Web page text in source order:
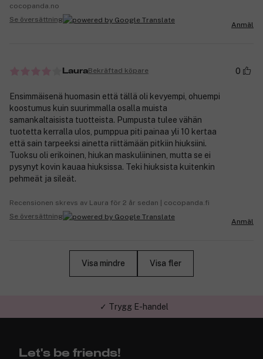
cocopanda.no
Se översättning
Anmäl
LauraBekräftad köpare 0
Ensimmäisenä huomasin että tällä oli kevyempi, ohuempi
koostumus kuin suurimmalla osalla muista
samankaltaisista tuotteista. Pumpusta tulee vähän
tuotetta kerralla ulos, pumppua piti painaa yli 10 kertaa
että sain tarpeeksi ainetta riittämään pitkiin hiuksiini.
Tuoksu oli erikoinen, hiukan maskuliininen, mutta se ei
pysynyt kovin kauaa hiuksissa. Teki hiuksista kuitenkin
pehmeät ja sileät.
Recensionen skrevs av Laura för 2 år sedan | cocopanda.fi
Se översättning
Anmäl
Visa mindre Visa fler
✓ Trygg E-handel
Let's be friends!